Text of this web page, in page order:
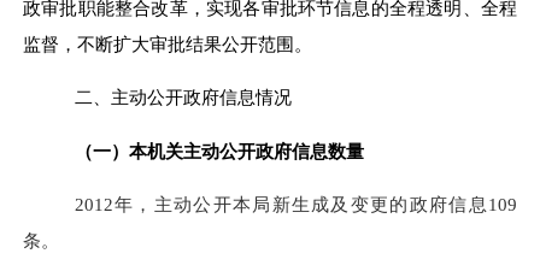
政审批职能整合改革，实现各审批环节信息的全程透明、全程
监督，不断扩大审批结果公开范围。
二、主动公开政府信息情况
（一） 本机关主动公开政府信息数量
2012年，主动公开本局新生成及变更的政府信息109
条。